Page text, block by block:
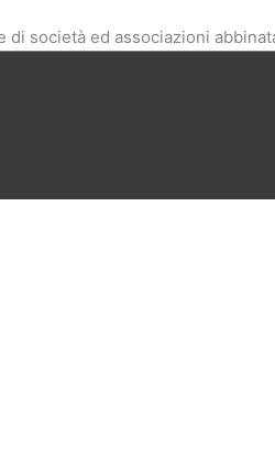
di società ed associazioni